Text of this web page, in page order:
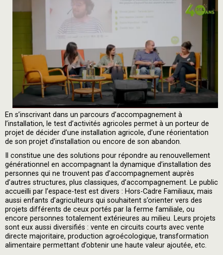
En s’inscrivant dans un parcours d’accompagnement à
l’installation, le test d’activités agricoles permet à un porteur de
projet de décider d’une installation agricole, d’une réorientation
de son projet d’installation ou encore de son abandon.
Il constitue une des solutions pour répondre au renouvellement
générationnel en accompagnant la dynamique d’installation des
personnes qui ne trouvent pas d’accompagnement auprès
d’autres structures, plus classiques, d’accompagnement. Le public
accueilli par l’espace-test est divers : Hors-Cadre Familiaux, mais
aussi enfants d’agriculteurs qui souhaitent s’orienter vers des
projets différents de ceux portés par la ferme familiale, ou
encore personnes totalement extérieures au milieu. Leurs projets
sont eux aussi diversifiés : vente en circuits courts avec vente
directe majoritaire, production agroécologique, transformation
alimentaire permettant d’obtenir une haute valeur ajoutée, etc.